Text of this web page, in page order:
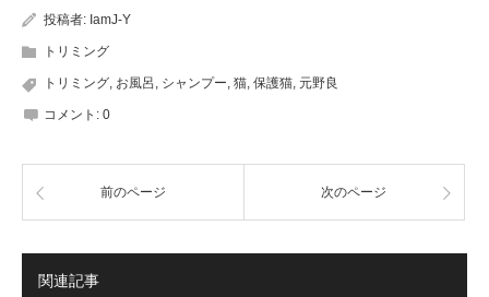
投稿者: IamJ-Y
トリミング
トリミング, お風呂, シャンプー, 猫, 保護猫, 元野良
コメント: 0
前のページ 次のページ
関連記事